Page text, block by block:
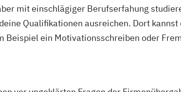
mit einschlägiger Berufserfahung
Qualifikationen ausreichen. Dort kannst
Beispiel ein Motivationsschreiben oder